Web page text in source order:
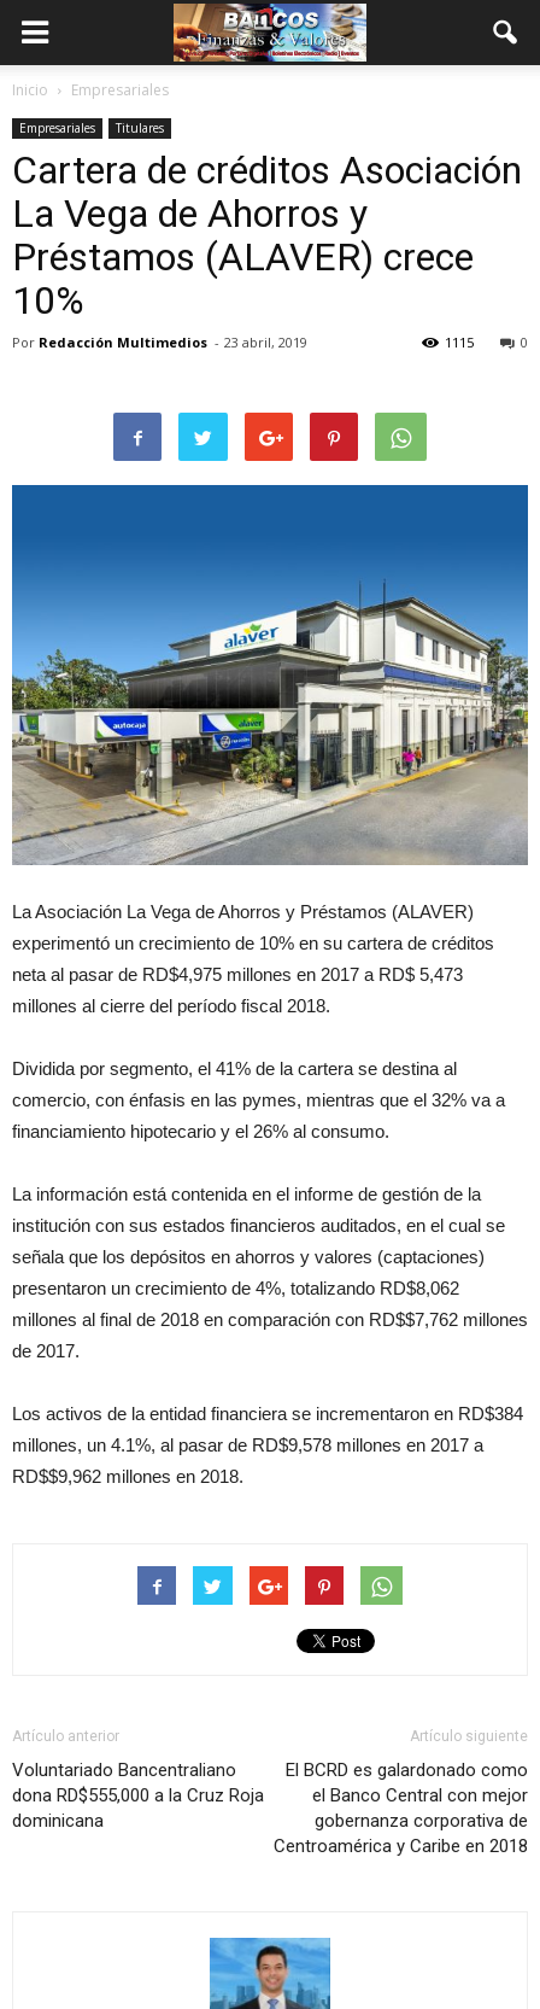
Inicio Empresariales
Empresariales Titulares
Cartera de créditos Asociación
La Vega de Ahorros y
Préstamos (ALAVER) crece
10%
Por Redacción Multimedios - 23 abril, 2019 0
1115
La Asociación La Vega de Ahorros y Préstamos (ALAVER)
experimentó un crecimiento de 10% en su cartera de créditos
neta al pasar de RD$4,975 millones en 2017 a RD$ 5,473
millones al cierre del período fiscal 2018.
Dividida por segmento, el 41% de la cartera se destina al
comercio, con énfasis en las pymes, mientras que el 32% va a
financiamiento hipotecario y el 26% al consumo.
La información está contenida en el informe de gestión de la
institución con sus estados financieros auditados, en el cual se
señala que los depósitos en ahorros y valores (captaciones)
presentaron un crecimiento de 4%, totalizando RD$8,062
millones al final de 2018 en comparación con RD$$7,762 millones
de 2017.
Los activos de la entidad financiera se incrementaron en RD$384
millones, un 4.1%, al pasar de RD$9,578 millones en 2017 a
RD$$9,962 millones en 2018.
Artículo anterior
Voluntariado Bancentraliano
dona RD$555,000 a la Cruz Roja
dominicana
Artículo siguiente
El BCRD es galardonado como
el Banco Central con mejor
gobernanza corporativa de
Centroamérica y Caribe en 2018